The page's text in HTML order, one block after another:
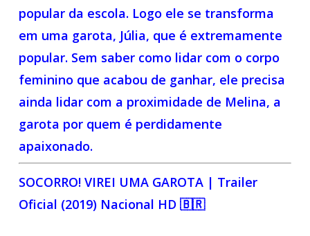
popular da escola. Logo ele se transforma
em uma garota, Júlia, que é extremamente
popular. Sem saber como lidar com o corpo
feminino que acabou de ganhar, ele precisa
ainda lidar com a proximidade de Melina, a
garota por quem é perdidamente
apaixonado.
SOCORRO! VIREI UMA GAROTA | Trailer
Oficial (2019) Nacional HD 🇧🇷